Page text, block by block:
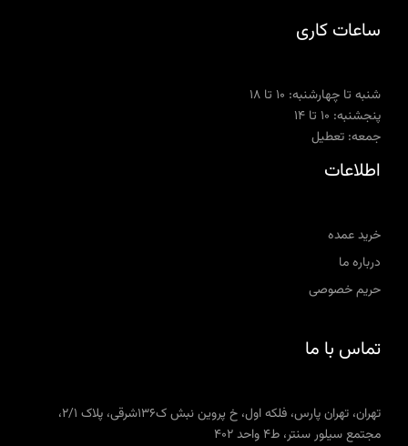
ساعات کاری
شنبه تا چهارشنبه: ۱۰ تا ۱۸
پنجشنبه: ۱۰ تا ۱۴
جمعه: تعطیل
اطلاعات
خرید عمده
درباره ما
حریم خصوصی
تماس با ما
تهران، تهران پارس، فلکه اول، خ پروین نبش ک136شرقی، پلاک 2/1،
مجتمع سیلور سنتر، ط4 واحد 402